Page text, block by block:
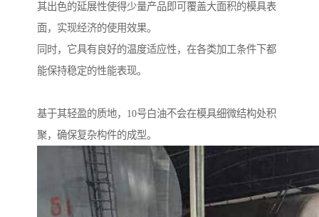
其出色的延展性使得少量产品即可覆盖大面积的模具表
面，实现经济的使用效果。
同时，它具有良好的温度适应性，在各类加工条件下都
能保持稳定的性能表现。
基于其轻盈的质地，10号白油不会在模具细微结构处积
聚，确保复杂构件的成型。